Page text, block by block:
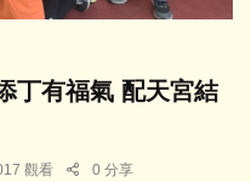
丁有福氣 配天宮結
觀看 0 分享